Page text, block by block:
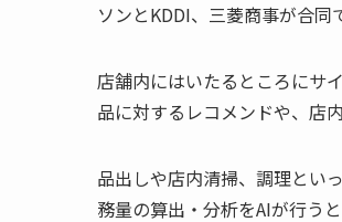
ソンとKDDI、三菱商事が合同
店舗内にはいたるところにサ
品に対するレコメンドや、店
品出しや店内清掃、調理とい
務量の算出・分析をAIが行う